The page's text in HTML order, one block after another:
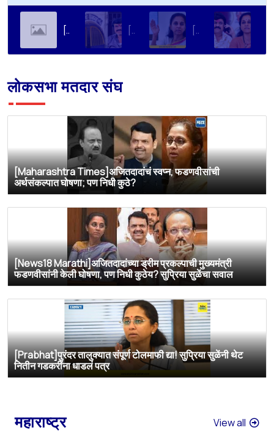
[Soha Ali Khan]Supriya Sule on Family, Power & Politics | Soha Ali Khan | Supriya Sule | All About Her [Loksatta]संतोष देशमुख हत्या प्रकरण : वाल्मिक कराडची रवानगी नागपूर कारागृहात करण्याची सुप्रिया सुळेंची मागणी [Dainik Prabhat]‘वाल्मिक कराडला बीड कारागृहातून नागपूरला हलवा’; सुप्रिया सुळेंची मुख्यमंत्र्यांकडे मोठी मागणी
लोकसभा मतदार संघ
[Maharashtra Times]अजितदादांचं स्वप्न, फडणवीसांची
अर्थसंकल्पात घोषणा; पण निधी कुठे?
[News18 Marathi]अजितदादांच्या ड्रीम प्रकल्पाची मुख्यमंत्री
फडणवीसांनी केली घोषणा, पण निधी कुठेय? सुप्रिया सुळेंचा सवाल
[Prabhat]पुरंदर तालुक्यात संपूर्ण टोलमाफी द्या! सुप्रिया सुळेंनी थेट
नितीन गडकरींना धाडलं पत्र
महाराष्ट्र View all